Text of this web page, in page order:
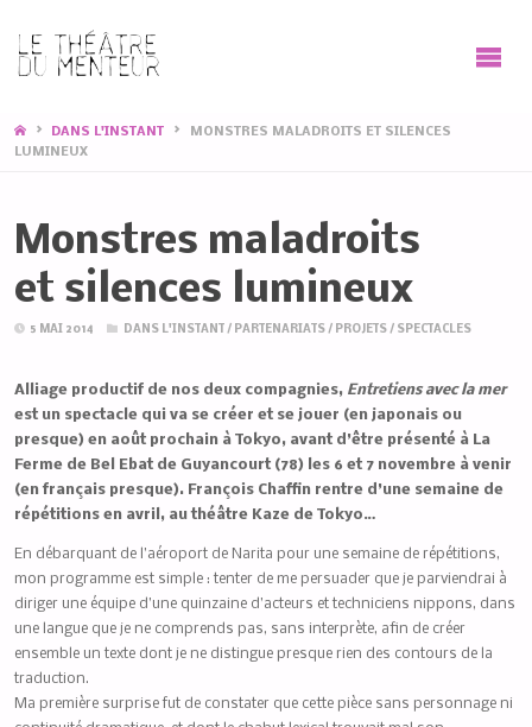
HOMEDANS L'INSTANT
MONSTRES MALADROITS ET SILENCES
LUMINEUX
Monstres maladroits
et silences lumineux
5 MAI 2014 DANS L'INSTANT / PARTENARIATS/ PROJETS/ SPECTACLES
Alliage productif de nos deux compagnies, Entretiens avec la mer
est un spectacle qui va se créer et se jouer (en japonais ou
presque) en août prochain à Tokyo, avant d’être présenté à La
Ferme de Bel Ebat de Guyancourt (78) les 6 et 7 novembre à venir
(en français presque). François Chaffin rentre d’une semaine de
répétitions en avril, au théâtre Kaze de Tokyo…
En débarquant de l’aéroport de Narita pour une semaine de répétitions,
mon programme est simple : tenter de me persuader que je parviendrai à
diriger une équipe d’une quinzaine d’acteurs et techniciens nippons, dans
une langue que je ne comprends pas, sans interprète, afin de créer
ensemble un texte dont je ne distingue presque rien des contours de la
traduction.
Ma première surprise fut de constater que cette pièce sans personnage ni